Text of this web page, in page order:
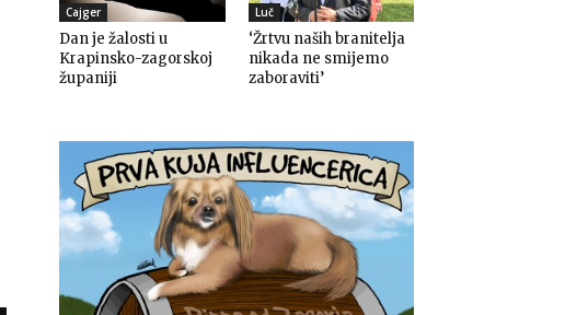
Cajger
Dan je žalosti u
Krapinsko-zagorskoj
županiji
Luč
‘Žrtvu naših branitelja
nikada ne smijemo
zaboraviti’